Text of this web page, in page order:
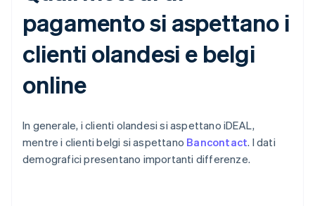
pagamento si aspettano i
clienti olandesi e belgi
online
In generale, i clienti olandesi si aspettano iDEAL,
mentre i clienti belgi si aspettano Bancontact. I dati
demografici presentano importanti differenze.